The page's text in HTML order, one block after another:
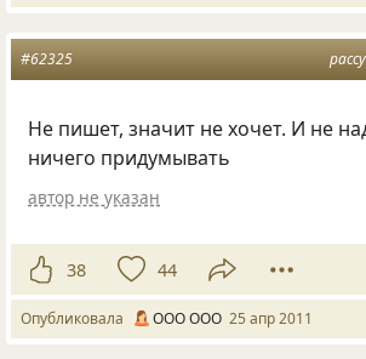
#62325
Не пишет, значит не хочет. И не
ничего придумывать
автор не указан
38 44
Опубликовала OOO OOO 25 апр 2011